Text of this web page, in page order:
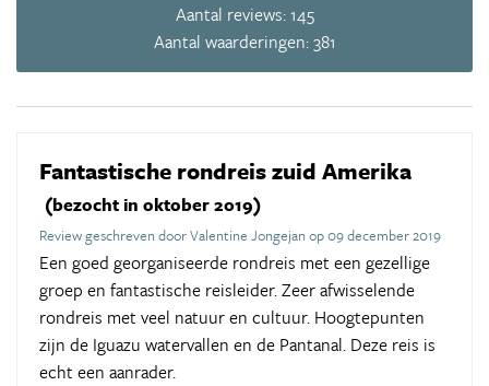
Aantal reviews: 145
Aantal waarderingen: 381
Fantastische rondreis zuid Amerika
(bezocht in oktober 2019)
Review geschreven door Valentine Jongejan op 09 december 2019
Een goed georganiseerde rondreis met een gezellige
groep en fantastische reisleider. Zeer afwisselende
rondreis met veel natuur en cultuur. Hoogtepunten
zijn de Iguazu watervallen en de Pantanal. Deze reis is
echt een aanrader.